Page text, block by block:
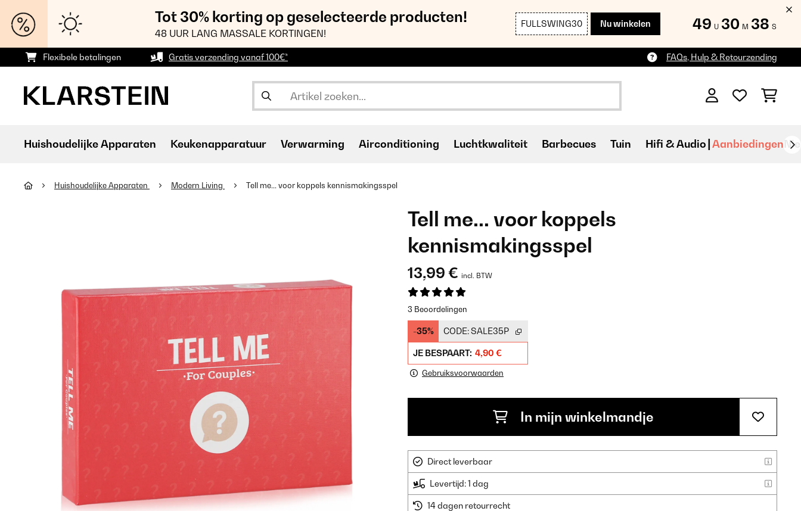
Tot 30% korting op geselecteerde producten!
48 UUR LANG MASSALE KORTINGEN!
FULLSWING30 Nu winkelen 49 U 30 M 36 S
Flexibele betalingen Gratis verzending vanaf 100€* FAQs, Hulp & Retourzending
Huishoudelijke Apparaten Keukenapparatuur Verwarming Airconditioning Luchtkwaliteit Barbecues Tuin Hifi & Audio Aanbiedingen
Huishoudelijke Apparaten Modern Living Tell me... voor koppels kennismakingsspel
Tell me... voor koppels
kennismakingsspel
13,99 € incl. BTW
3 Beoordelingen
-35% CODE:SALE35P
JE BESPAART: 4,90 €
Gebruiksvoorwaarden
In mijn winkelmandje
Direct leverbaar
Levertijd: 1 dag
14 dagen retourrecht